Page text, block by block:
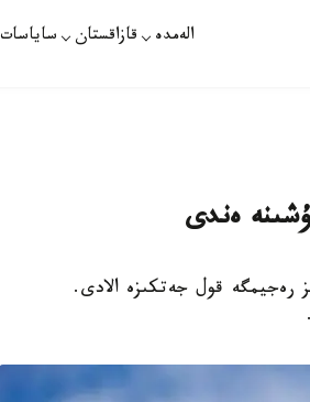
الەمدە قازاقستان ساياسات
ەندى
رەجيمگە قول جەتكىزە الادى.